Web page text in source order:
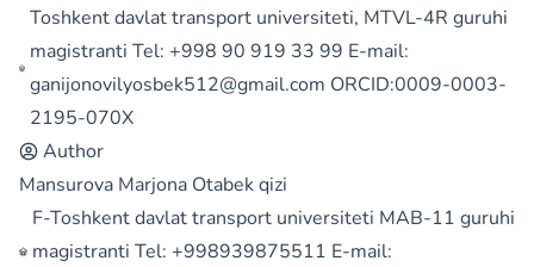
Toshkent davlat transport universiteti, MTVL-4R guruhi
magistranti Tel: +998 90 919 33 99 E-mail:
ganijonovilyosbek512@gmail.com ORCID:0009-0003-
2195-070X
Author
Mansurova Marjona Otabek qizi
F-Toshkent davlat transport universiteti MAB-11 guruhi
magistranti Tel: +998939875511 E-mail: